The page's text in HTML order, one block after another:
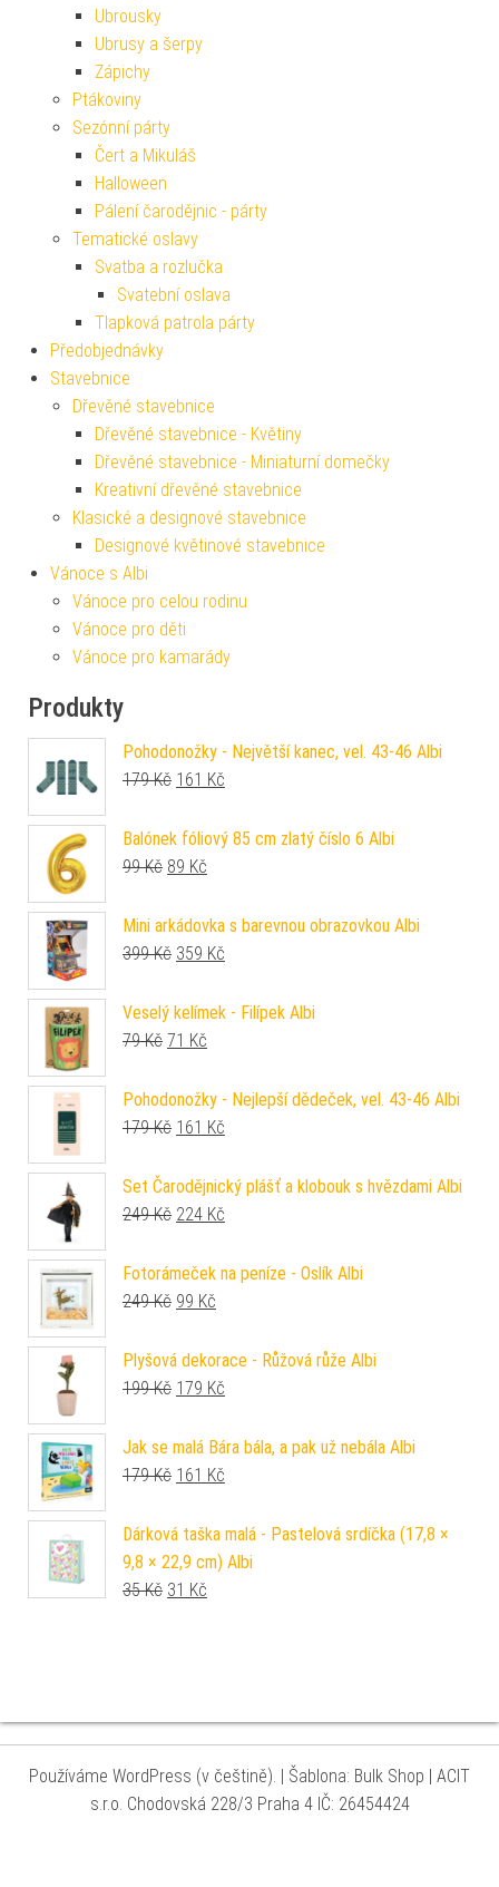
Ubrousky
Ubrusy a šerpy
Zápichy
Ptákoviny
Sezónní párty
Čert a Mikuláš
Halloween
Pálení čarodějnic - párty
Tematické oslavy
Svatba a rozlučka
Svatební oslava
Tlapková patrola párty
Předobjednávky
Stavebnice
Dřevěné stavebnice
Dřevěné stavebnice - Květiny
Dřevěné stavebnice - Miniaturní domečky
Kreativní dřevěné stavebnice
Klasické a designové stavebnice
Designové květinové stavebnice
Vánoce s Albi
Vánoce pro celou rodinu
Vánoce pro děti
Vánoce pro kamarády
Produkty
Pohodonožky - Největší kanec, vel. 43-46 Albi
179Kč Původní cena byla: 179 Kč.
161 Kč
Balónek fóliový 85 cm zlatý číslo 6 Albi
99Kč Původní cena byla: 99 Kč.
89 Kč
Mini arkádovka s barevnou obrazovkou Albi
399Kč Původní cena byla: 399 Kč.
359 Kč
Veselý kelímek - Filípek Albi
79Kč Původní cena byla: 79 Kč.
71 Kč
Pohodonožky - Nejlepší dědeček, vel. 43-46 Albi
179Kč Původní cena byla: 179 Kč.
161 Kč
Set Čarodějnický plášť a klobouk s hvězdami Albi
249Kč Původní cena byla: 249 Kč.
224 Kč
Fotorámeček na peníze - Oslík Albi
249Kč Původní cena byla: 249 Kč.
99 Kč
Plyšová dekorace - Růžová růže Albi
199Kč Původní cena byla: 199 Kč.
179 Kč
Jak se malá Bára bála, a pak už nebála Albi
179Kč Původní cena byla: 179 Kč.
161 Kč
Dárková taška malá - Pastelová srdíčka (17,8 ×
9,8 × 22,9 cm) Albi
35Kč Původní cena byla: 35 Kč.
31 Kč
Používáme WordPress (v češtině). | Šablona: Bulk Shop | ACIT
s.r.o. Chodovská 228/3 Praha 4 IČ: 26454424